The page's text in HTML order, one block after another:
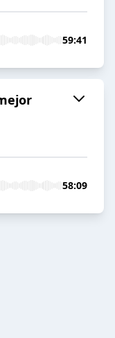
59:41
58:09